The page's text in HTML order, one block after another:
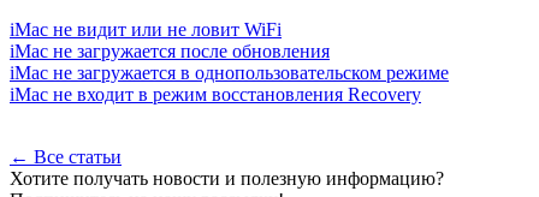
iMac не видит или не ловит WiFi
iMac не загружается после обновления
iMac не загружается в однопользовательском режиме
iMac не входит в режим восстановления Recovery
← Все статьи
Хотите получать новости и полезную информацию?